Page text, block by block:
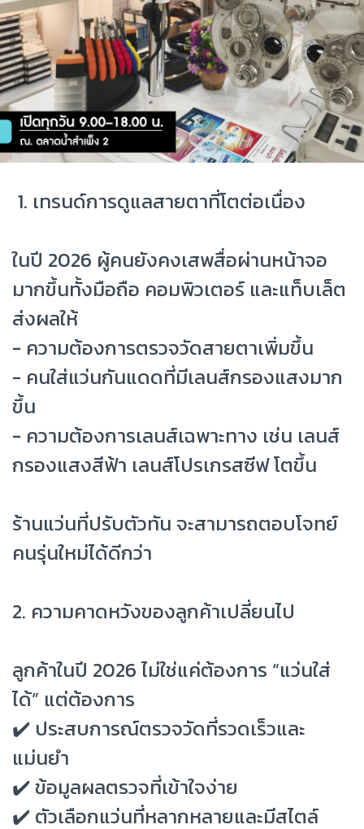
1. เทรนด์การดูแลสายตาที่โตต่อเนื่อง
ในปี 2026 ผู้คนยังคงเสพสื่อผ่านหน้าจอ
มากขึ้นทั้งมือถือ คอมพิวเตอร์ และแท็บเล็ต
ส่งผลให้
- ความต้องการตรวจวัดสายตาเพิ่มขึ้น
- คนใส่แว่นกันแดดที่มีเลนส์กรองแสงมาก
ขึ้น
- ความต้องการเลนส์เฉพาะทาง เช่น เลนส์
กรองแสงสีฟ้า เลนส์โปรเกรสซีฟ โตขึ้น
ร้านแว่นที่ปรับตัวทัน จะสามารถตอบโจทย์
คนรุ่นใหม่ได้ดีกว่า
2. ความคาดหวังของลูกค้าเปลี่ยนไป
ลูกค้าในปี 2026 ไม่ใช่แค่ต้องการ “แว่นใส่
ได้” แต่ต้องการ
✔️ ประสบการณ์ตรวจวัดที่รวดเร็วและ
แม่นยำ
✔️ ข้อมูลผลตรวจที่เข้าใจง่าย
✔️ ตัวเลือกแว่นที่หลากหลายและมีสไตล์